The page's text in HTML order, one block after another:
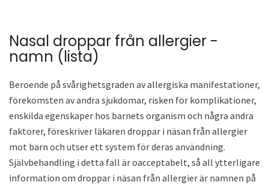
Nasal droppar från allergier -
namn (lista)
Beroende på svårighetsgraden av allergiska manifestationer,
förekomsten av andra sjukdomar, risken för komplikationer,
enskilda egenskaper hos barnets organism och några andra
faktorer, föreskriver läkaren droppar i näsan från allergier
mot barn och utser ett system för deras användning.
Självbehandling i detta fall är oacceptabelt, så all ytterligare
information om droppar i näsan från allergier är namnen på